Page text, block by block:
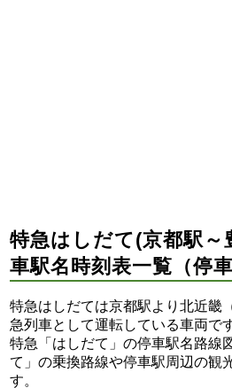
特急はしだて(京都駅～
車駅名時刻表一覧（停車
特急はしだては京都駅より北近畿
急列車として運転している車両で
特急「はしだて」の停車駅名路線
て」の乗換路線や停車駅周辺の観
す。